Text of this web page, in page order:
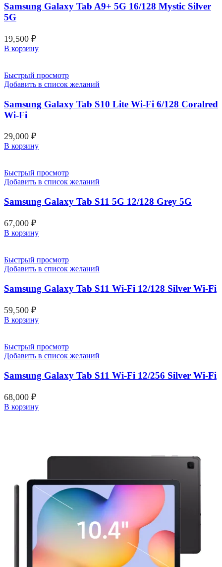
Samsung Galaxy Tab A9+ 5G 16/128 Mystic Silver
5G
19,500 ₽
В корзину
Быстрый просмотр
Добавить в список желаний
Samsung Galaxy Tab S10 Lite Wi-Fi 6/128 Coralred
Wi-Fi
29,000 ₽
В корзину
Быстрый просмотр
Добавить в список желаний
Samsung Galaxy Tab S11 5G 12/128 Grey 5G
67,000 ₽
В корзину
Быстрый просмотр
Добавить в список желаний
Samsung Galaxy Tab S11 Wi-Fi 12/128 Silver Wi-Fi
59,500 ₽
В корзину
Быстрый просмотр
Добавить в список желаний
Samsung Galaxy Tab S11 Wi-Fi 12/256 Silver Wi-Fi
68,000 ₽
В корзину